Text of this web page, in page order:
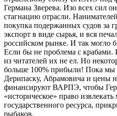
Германа Зверева. Изо всех сил
стагнацию отрасли.
покупка подержанных судов за
экспорт в виде сырья, и вся
российском рынке. И так могло
Если бы не проблема с крабами.
из читателей их не ел. Но
больше 100% прибыли! Пока мы
Дерипаску, Абрамовича и цены
финансируют ВАРПЭ, чтобы
«историческое» право
государственного ресурса,
рыбаков.